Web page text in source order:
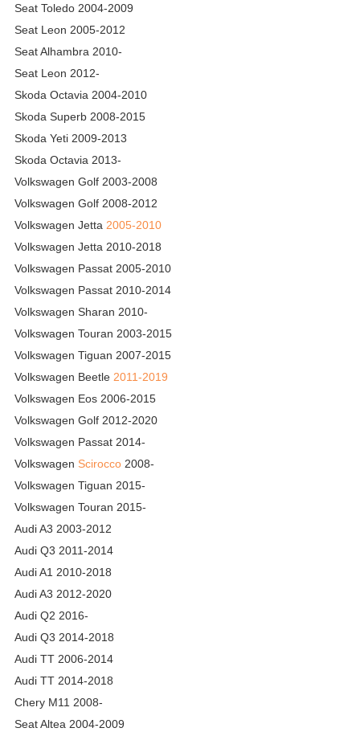
Seat Toledo 2004-2009
Seat Leon 2005-2012
Seat Alhambra 2010-
Seat Leon 2012-
Skoda Octavia 2004-2010
Skoda Superb 2008-2015
Skoda Yeti 2009-2013
Skoda Octavia 2013-
Volkswagen Golf 2003-2008
Volkswagen Golf 2008-2012
Volkswagen Jetta 2005-2010
Volkswagen Jetta 2010-2018
Volkswagen Passat 2005-2010
Volkswagen Passat 2010-2014
Volkswagen Sharan 2010-
Volkswagen Touran 2003-2015
Volkswagen Tiguan 2007-2015
Volkswagen Beetle 2011-2019
Volkswagen Eos 2006-2015
Volkswagen Golf 2012-2020
Volkswagen Passat 2014-
Volkswagen Scirocco 2008-
Volkswagen Tiguan 2015-
Volkswagen Touran 2015-
Audi A3 2003-2012
Audi Q3 2011-2014
Audi A1 2010-2018
Audi A3 2012-2020
Audi Q2 2016-
Audi Q3 2014-2018
Audi TT 2006-2014
Audi TT 2014-2018
Chery M11 2008-
Seat Altea 2004-2009